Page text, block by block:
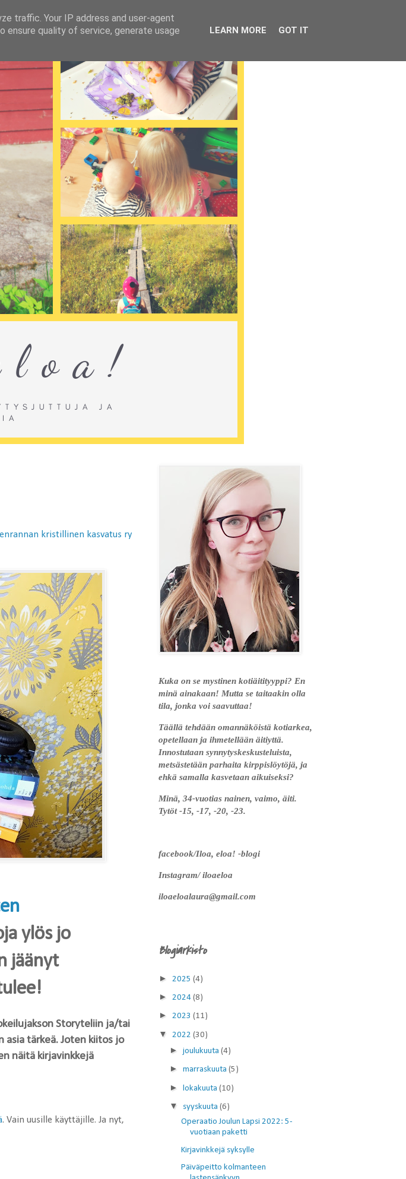
kristillinen kasvatus ry
ylös jo
jäänyt
Storyteliin ja/tai
asia tärkeä. Joten kiitos jo
näitä kirjavinkkejä
. Vain uusille käyttäjille. Ja nyt,
Kuka on se mystinen kotiäitityyppi? En
minä ainakaan! Mutta se taitaakin olla
tila, jonka voi saavuttaa!
Täällä tehdään omannäköistä kotiarkea,
opetellaan ja ihmetellään äitiyttä.
Innostutaan synnytyskeskusteluista,
metsästetään parhaita kirppislöytöjä, ja
ehkä samalla kasvetaan aikuiseksi?
Minä, 34-vuotias nainen, vaimo, äiti.
Tytöt -15, -17, -20, -23.
facebook/Iloa, eloa! -blogi
Instagram/ iloaeloa
iloaeloalaura@gmail.com
Blogiarkisto
► 2025 (4)
► 2024 (8)
► 2023 (11)
▼ 2022 (30)
► joulukuuta (4)
► marraskuuta (5)
► lokakuuta (10)
▼ syyskuuta (6)
Operaatio Joulun Lapsi 2022: 5-
vuotiaan paketti
Kirjavinkkejä syksylle
Päiväpeitto kolmanteen
traffic. Your IP address and user-agent
ensure quality of service, generate usage
LEARN MORE GOT IT